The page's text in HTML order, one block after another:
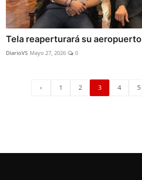
Tela reaperturará su aeropuerto
DiarioVS Mayo 27, 2026 0
‹ 1 2 3 4 5